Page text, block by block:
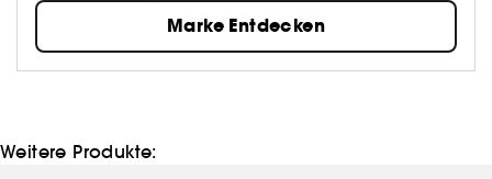
Marke Entdecken
Weitere Produkte: